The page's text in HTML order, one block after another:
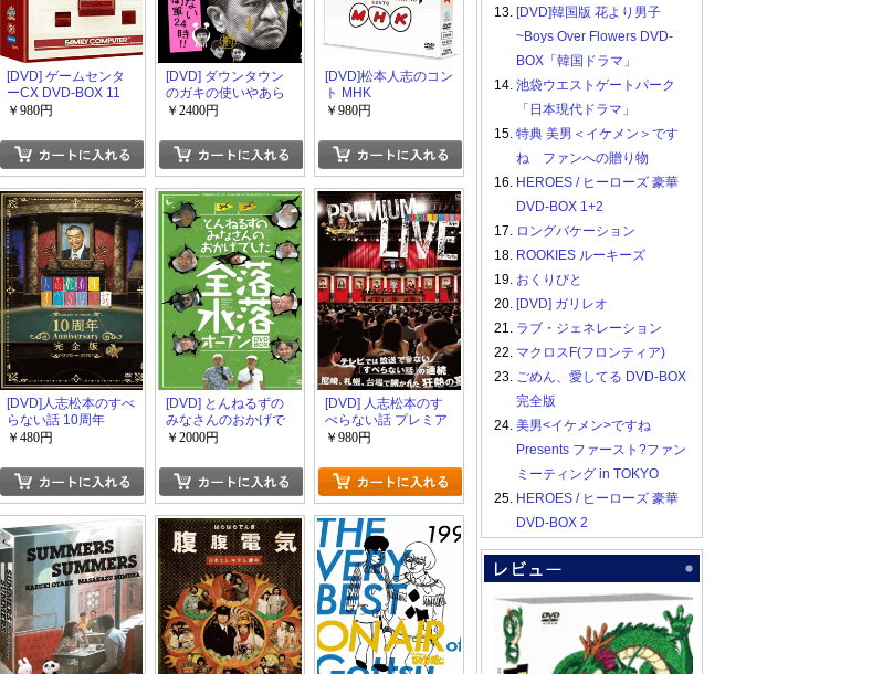
[DVD] ゲームセンタ
ーCX DVD-BOX 11
￥980円
[DVD] ダウンタウン
のガキの使いやあら
へんで20
￥2400円
[DVD]松本人志のコン
ト MHK
￥980円
[DVD]人志松本のすべ
らない話 10周年
Anniversary完全版
￥480円
[DVD] とんねるずの
みなさんのおかげで
した 全落・水落オー
￥2000円
[DVD] 人志松本のす
べらない話 プレミア
ムライブ
￥980円
13. [DVD]韓国版 花より男子
~Boys Over Flowers DVD-
BOX「韓国ドラマ」
14. 池袋ウエストゲートパーク
「日本現代ドラマ」
15. 特典 美男＜イケメン＞です
ね ファンへの贈り物
16. HEROES / ヒーローズ 豪華
DVD-BOX 1+2
17. ロングバケーション
18. ROOKIES ルーキーズ
19. おくりびと
20. [DVD] ガリレオ
21. ラブ・ジェネレーション
22. マクロスF(フロンティア)
23. ごめん、愛してる DVD-BOX
完全版
24. 美男<イケメン>ですね
Presents ファースト?ファン
ミーティング in TOKYO
25. HEROES / ヒーローズ 豪華
DVD-BOX 2